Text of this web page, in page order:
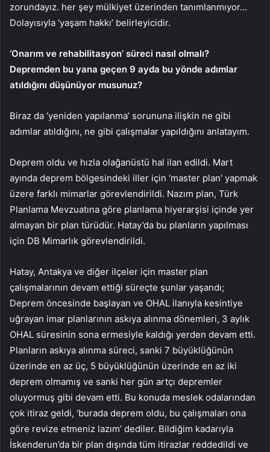
zorundayız. her şey mülkiyet üzerinden tanımlanmıyor…
Dolayısıyla ‘yaşam hakkı’ belirleyicidir.
‘Onarım ve rehabilitasyon’ süreci nasıl olmalı?
Depremden bu yana geçen 9 ayda bu yönde adımlar
atıldığını düşünüyor musunuz?
Biraz da ‘yeniden yapılanma’ sorununa ilişkin ne gibi
adımlar atıldığını, ne gibi çalışmalar yapıldığını anlatayım.
Deprem oldu ve hızla olağanüstü hal ilan edildi. Mart
ayında deprem bölgesindeki iller için ‘master plan’ yapmak
üzere farklı mimarlar görevlendirildi. Nazım plan, Türk
Planlama Mevzuatına göre planlama hiyerarşisi içinde yer
almayan bir plan türüdür. Hatay’da bu planların yapılması
için DB Mimarlık görevlendirildi.
Hatay, Antakya ve diğer ilçeler için master plan
çalışmalarının devam ettiği süreçte şunlar yaşandı;
Deprem öncesinde başlayan ve OHAL ilanıyla kesintiye
uğrayan imar planlarının askıya alınma dönemleri, 3 aylık
OHAL süresinin sona ermesiyle kaldığı yerden devam etti.
Planların askıya alınma süreci, sanki 7 büyüklüğünün
üzerinde en az üç, 5 büyüklüğünün üzerinde en az iki
deprem olmamış ve sanki her gün artçı depremler
oluyormuş gibi devam etti. Bu konuda meslek odalarından
çok itiraz geldi, ‘burada deprem oldu, bu çalışmaları ona
göre revize etmeniz lazım’ dediler. Bildiğim kadarıyla
İskenderun’da bir plan dışında tüm itirazlar reddedildi ve